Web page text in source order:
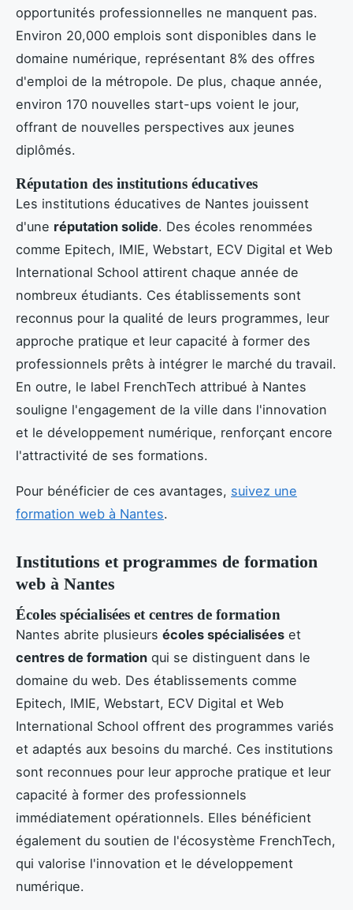
opportunités professionnelles ne manquent pas.
Environ 20,000 emplois sont disponibles dans le
domaine numérique, représentant 8% des offres
d'emploi de la métropole. De plus, chaque année,
environ 170 nouvelles start-ups voient le jour,
offrant de nouvelles perspectives aux jeunes
diplômés.
Réputation des institutions éducatives
Les institutions éducatives de Nantes jouissent
d'une réputation solide. Des écoles renommées
comme Epitech, IMIE, Webstart, ECV Digital et Web
International School attirent chaque année de
nombreux étudiants. Ces établissements sont
reconnus pour la qualité de leurs programmes, leur
approche pratique et leur capacité à former des
professionnels prêts à intégrer le marché du travail.
En outre, le label FrenchTech attribué à Nantes
souligne l'engagement de la ville dans l'innovation
et le développement numérique, renforçant encore
l'attractivité de ses formations.
Pour bénéficier de ces avantages, suivez une
formation web à Nantes.
Institutions et programmes de formation
web à Nantes
Écoles spécialisées et centres de formation
Nantes abrite plusieurs écoles spécialisées et
centres de formation qui se distinguent dans le
domaine du web. Des établissements comme
Epitech, IMIE, Webstart, ECV Digital et Web
International School offrent des programmes variés
et adaptés aux besoins du marché. Ces institutions
sont reconnues pour leur approche pratique et leur
capacité à former des professionnels
immédiatement opérationnels. Elles bénéficient
également du soutien de l'écosystème FrenchTech,
qui valorise l'innovation et le développement
numérique.